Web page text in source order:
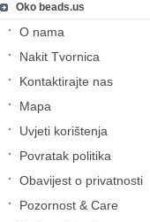
Oko beads.us
O nama
Nakit Tvornica
Kontaktirajte nas
Mapa
Uvjeti korištenja
Povratak politika
Obavijest o privatnosti
Pozornost & Care